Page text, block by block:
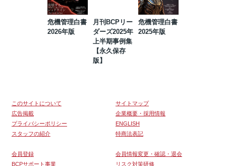
危機管理白書
2026年版
月刊BCPリー
ダーズ2025年
上半期事例集
【永久保存
版】
危機管理白書
2025年版
このサイトについて
サイトマップ
広告掲載
企業概要・採用情報
プライバシーポリシー
ENGLISH
スタッフの紹介
特商法表記
会員登録
会員情報変更・確認・退会
BCPサポート事業
リスク対策研修